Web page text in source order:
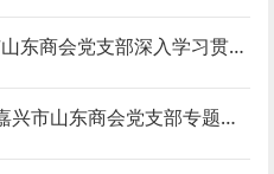
党建引领 || 嘉兴市山东商会党支部深入学习贯彻党的二十届三中全会精神
传统文化+党建 || 嘉兴市山东商会党支部专题学习会：以史为鉴，共筑未来